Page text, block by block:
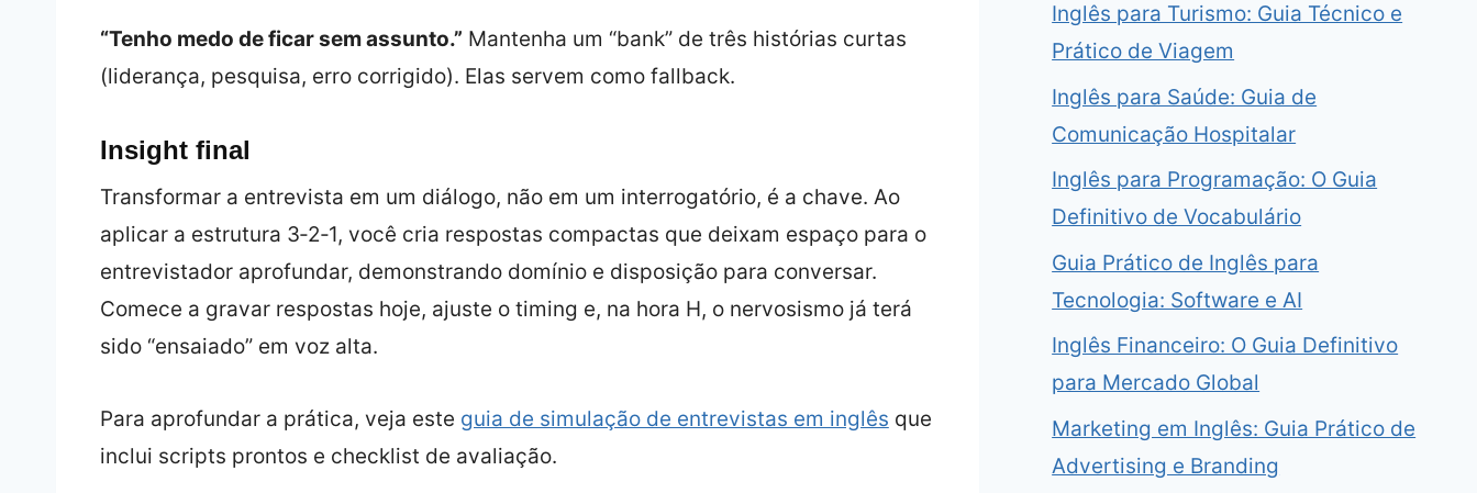
“Tenho medo de ficar sem assunto.” Mantenha um “bank” de três histórias curtas
(liderança, pesquisa, erro corrigido). Elas servem como fallback.
Insight final
Transformar a entrevista em um diálogo, não em um interrogatório, é a chave. Ao
aplicar a estrutura 3‑2‑1, você cria respostas compactas que deixam espaço para o
entrevistador aprofundar, demonstrando domínio e disposição para conversar.
Comece a gravar respostas hoje, ajuste o timing e, na hora H, o nervosismo já terá
sido “ensaiado” em voz alta.
Para aprofundar a prática, veja este guia de simulação de entrevistas em inglês que
inclui scripts prontos e checklist de avaliação.
Inglês para Turismo: Guia Técnico e
Prático de Viagem
Inglês para Saúde: Guia de
Comunicação Hospitalar
Inglês para Programação: O Guia
Definitivo de Vocabulário
Guia Prático de Inglês para
Tecnologia: Software e AI
Inglês Financeiro: O Guia Definitivo
para Mercado Global
Marketing em Inglês: Guia Prático de
Advertising e Branding